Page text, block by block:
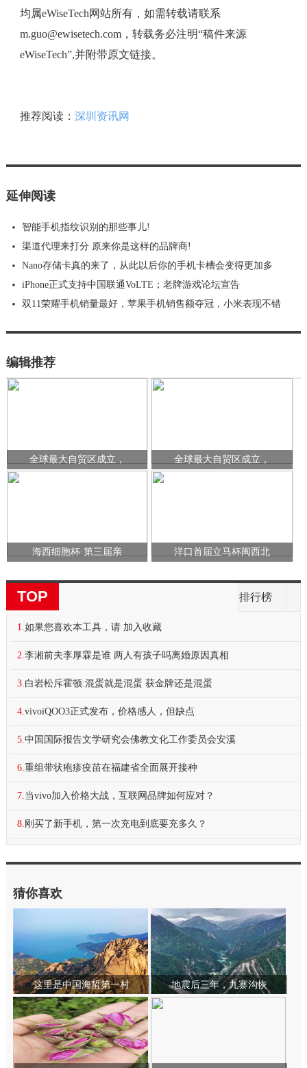
均属eWiseTech网站所有，如需转载请联系
m.guo@ewisetech.com，转载务必注明“稿件来源
eWiseTech”,并附带原文链接。
推荐阅读： 深圳资讯网
延伸阅读
智能手机指纹识别的那些事儿!
渠道代理来打分 原来你是这样的品牌商!
Nano存储卡真的来了，从此以后你的手机卡槽会变得更加多
iPhone正式支持中国联通VoLTE；老牌游戏论坛宣告
双11荣耀手机销量最好，苹果手机销售额夺冠，小米表现不错
编辑推荐
全球最大自贸区成立， 全球最大自贸区成立，
海西细胞杯·第三届亲 洋口首届立马杯闽西北
TOP 排行榜
1.如果您喜欢本工具，请 加入收藏
2.李湘前夫李厚霖是谁 两人有孩子吗离婚原因真相
3.白岩松斥霍顿:混蛋就是混蛋 获金牌还是混蛋
4.vivoiQOO3正式发布，价格感人，但缺点
5.中国国际报告文学研究会佛教文化工作委员会安溪
6.重组带状疱疹疫苗在福建省全面展开接种
7.当vivo加入价格大战，互联网品牌如何应对？
8. 刚买了新手机，第一次充电到底要充多久？
猜你喜欢
这里是中国海蜇第一村 地震后三年，九寨沟恢